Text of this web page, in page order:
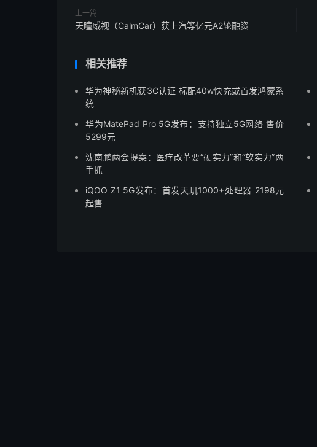
上一篇
天瞳威视（CalmCar）获上汽等亿元A2轮融资
相关推荐
华为神秘新机获3C认证 标配40w快充或首发鸿蒙系
统
华为MatePad Pro 5G发布：支持独立5G网络 售价
5299元
沈南鹏两会提案：医疗改革要“硬实力”和“软实力”两
手抓
iQOO Z1 5G发布：首发天玑1000+处理器 2198元
起售